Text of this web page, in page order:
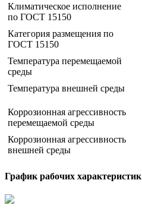
Климатическое исполнение
по ГОСТ 15150
Категория размещения по
ГОСТ 15150
Температура перемещаемой
среды
Температура внешней среды
Коррозионная агрессивность
перемещаемой среды
Коррозионная агрессивность
внешней среды
График рабочих характеристик